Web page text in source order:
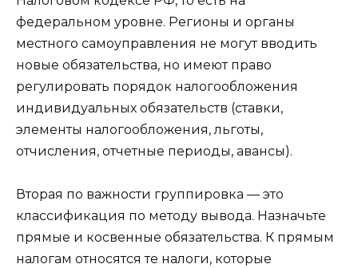
федеральном уровне. Регионы и органы
местного самоуправления не могут вводить
новые обязательства, но имеют право
регулировать порядок налогообложения
индивидуальных обязательств (ставки,
элементы налогообложения, льготы,
отчисления, отчетные периоды, авансы).
Вторая по важности группировка — это
классификация по методу вывода. Назначьте
прямые и косвенные обязательства. К прямым
налогам относятся те налоги, которые